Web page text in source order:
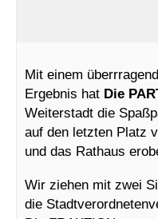
Mit einem
Ergebnis hat Die
Weiterstadt die
auf den letzten Platz
und das Rathaus
Wir ziehen mit zwei
die